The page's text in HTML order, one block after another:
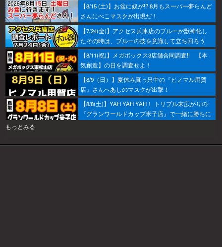
【8/15 (土)】お盆に奴が!? 8月もスーパー夢らんど
さんにぺこマスクが出現だ！
【7/24(金)】アクセス兵庫店のブルーが獣神化し
たその時は、ブルーの技を意識して立ち回ろう
ぞ！
【8/11(祝)】メガボックス3店舗合同調査!! 【本
気創造】の日を調査せよ！
【8/9（日）】夏休み真っ只中の『ヒノマル用賀
店』さんへあしのマスクが出撃！
【8/8(土)】YAH YAH YAH！ トリプル末広がりの
『グランワールドカップ米子店』で一緒に勝ちに
もっとみる